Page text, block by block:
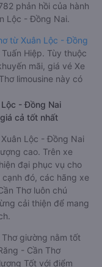
phản hồi của hành
Lộc - Đồng Nai.
từ Xuân Lộc - Đồng
Hiệp. Tùy thuộc
mãi, giá vé Xe
limousine này có
- Đồng Nai
cả tốt nhất
Lộc - Đồng Nai
cao. Trên xe
đại phục vụ cho
đó, các hãng xe
Thơ luôn chú
cải thiện để mang
giường nằm tốt
- Cần Thơ
Tốt với điểm